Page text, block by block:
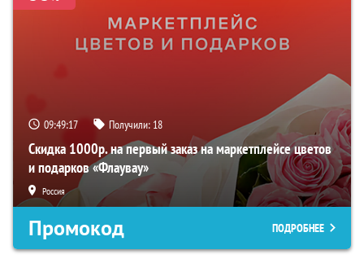
09:49:16 Получили: 18
Скидка 1000р. на первый заказ на маркетплейсе цветов
и подарков «Флаувау»
Россия
Промокод ПОДРОБНЕЕ